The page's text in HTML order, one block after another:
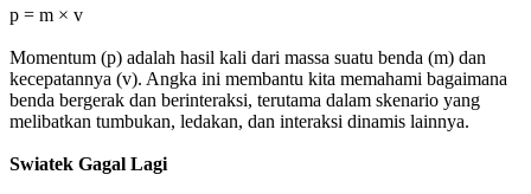
p = m × v
Momentum (p) adalah hasil kali dari massa suatu benda (m) dan
kecepatannya (v). Angka ini membantu kita memahami bagaimana
benda bergerak dan berinteraksi, terutama dalam skenario yang
melibatkan tumbukan, ledakan, dan interaksi dinamis lainnya.
Swiatek Gagal Lagi